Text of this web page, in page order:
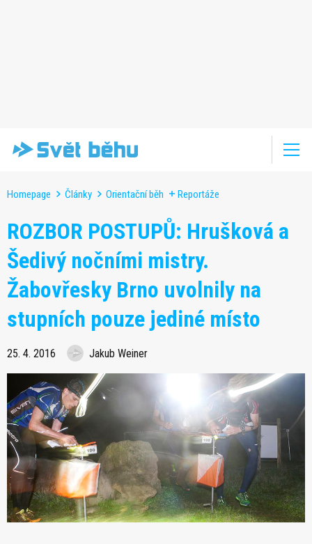
Homepage Články Orientační běh Reportáže
ROZBOR POSTUPŮ: Hrušková a
Šedivý nočními mistry.
Žabovřesky Brno uvolnily na
stupních pouze jediné místo
25. 4. 2016 Jakub Weiner